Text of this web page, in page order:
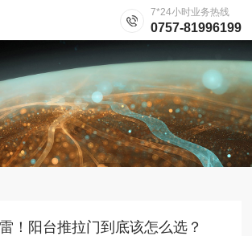
7*24小时业务热线
0757-81996199
！阳台推拉门到底该怎么选？